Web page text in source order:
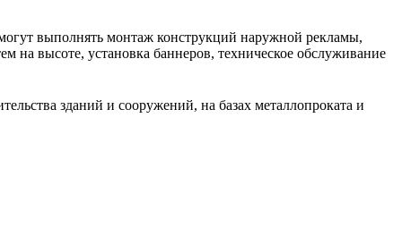
выполнять монтаж конструкций наружной рекламы,
на высоте, установка баннеров, техническое обслуживание
зданий и сооружений, на базах металлопроката и